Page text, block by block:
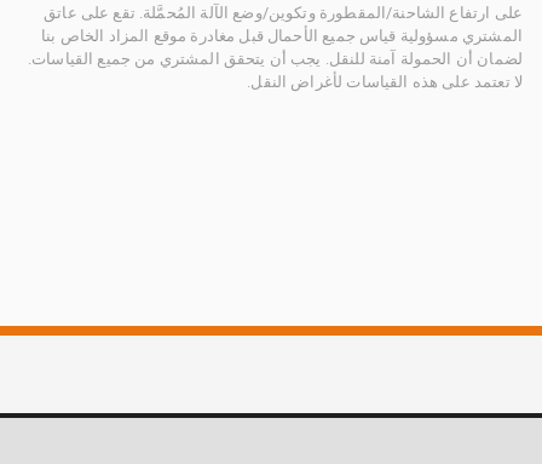
على ارتفاع الشاحنة/المقطورة وتكوين/وضع الآلة المُحمَّلة. تقع على عاتق
المشتري مسؤولية قياس جميع الأحمال قبل مغادرة موقع المزاد الخاص بنا
لضمان أن الحمولة آمنة للنقل. يجب أن يتحقق المشتري من جميع القياسات.
لا تعتمد على هذه القياسات لأغراض النقل.